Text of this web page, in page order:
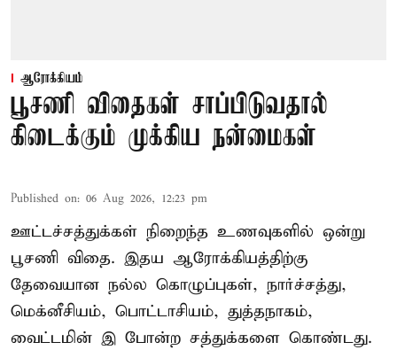
ஆரோக்கியம்
பூசணி விதைகள் சாப்பிடுவதால்
கிடைக்கும் முக்கிய நன்மைகள்
Published on: 06 Aug 2026, 12:23 pm
ஊட்டச்சத்துக்கள் நிறைந்த உணவுகளில் ஒன்று
பூசணி விதை. இதய ஆரோக்கியத்திற்கு
தேவையான நல்ல கொழுப்புகள், நார்ச்சத்து,
மெக்னீசியம், பொட்டாசியம், துத்தநாகம்,
வைட்டமின் இ போன்ற சத்துக்களை கொண்டது.